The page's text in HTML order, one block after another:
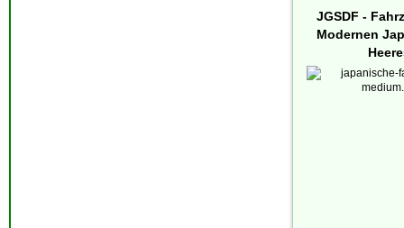
JGSDF -
Modernen